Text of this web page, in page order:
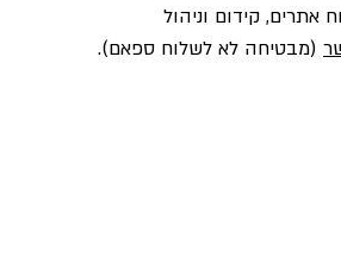
בפיתוח אתרים, קידום וניהול
(מבטיחה לא לשלוח ספאם).